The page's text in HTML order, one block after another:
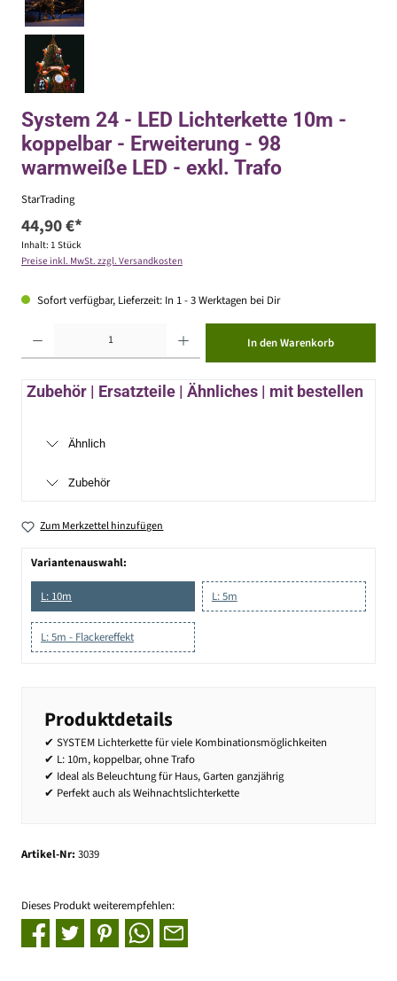
System 24 - LED Lichterkette 10m -
koppelbar - Erweiterung - 98
warmweiße LED - exkl. Trafo
StarTrading
44,90 €*
Inhalt: 1 Stück
Preise inkl. MwSt. zzgl. Versandkosten
Sofort verfügbar, Lieferzeit: In 1 - 3 Werktagen bei Dir
In den Warenkorb
Zubehör | Ersatzteile | Ähnliches | mit bestellen
Ähnlich
Zubehör
Zum Merkzettel hinzufügen
Variantenauswahl:
L: 10m L: 5m
L: 5m - Flackereffekt
Produktdetails
✔ SYSTEM Lichterkette für viele Kombinationsmöglichkeiten
✔ L: 10m, koppelbar, ohne Trafo
✔ Ideal als Beleuchtung für Haus, Garten ganzjährig
✔ Perfekt auch als Weihnachtslichterkette
Artikel-Nr: 3039
Dieses Produkt weiterempfehlen: